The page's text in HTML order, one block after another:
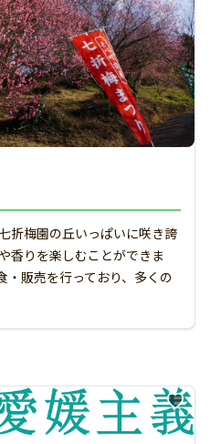
折梅園の丘いっぱいに咲き誇
香りを楽しむことができま
・販売を行っており、多くの